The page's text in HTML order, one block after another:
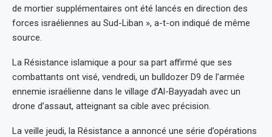
de mortier supplémentaires ont été lancés en direction des
forces israéliennes au Sud-Liban », a-t-on indiqué de même
source.
La Résistance islamique a pour sa part affirmé que ses
combattants ont visé, vendredi, un bulldozer D9 de l’armée
ennemie israélienne dans le village d’Al-Bayyadah avec un
drone d’assaut, atteignant sa cible avec précision.
La veille jeudi, la Résistance a annoncé une série d’opérations